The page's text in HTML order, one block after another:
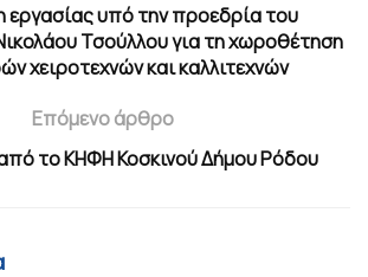
εργασίας υπό την προεδρία του
Τσούλλου για τη χωροθέτηση
χειροτεχνών και καλλιτεχνών
Επόμενο άρθρο
το ΚΗΦΗ Κοσκινού Δήμου Ρόδου